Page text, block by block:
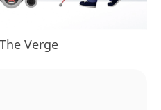
Verge